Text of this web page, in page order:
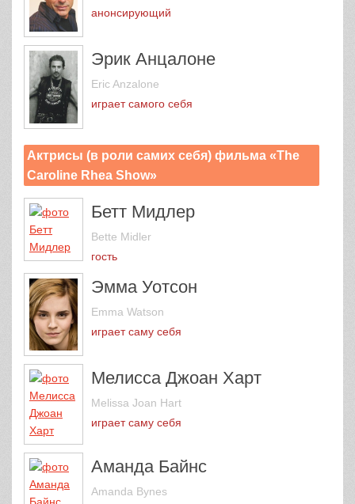
анонсирующий
Эрик Анцалоне
Eric Anzalone
играет самого себя
Актрисы (в роли самих себя) фильма «The
Caroline Rhea Show»
Бетт Мидлер
Bette Midler
гость
Эмма Уотсон
Emma Watson
играет саму себя
Мелисса Джоан Харт
Melissa Joan Hart
играет саму себя
Аманда Байнс
Amanda Bynes